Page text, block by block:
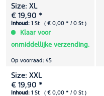
Size: XL
€ 19,90 *
Inhoud: 1 St ( € 0,00 * / 0 St )
Klaar voor
onmiddellijke verzending.
Op voorraad: 45
Size: XXL
€ 19,90 *
Inhoud: 1 St ( € 0,00 * / 0 St )